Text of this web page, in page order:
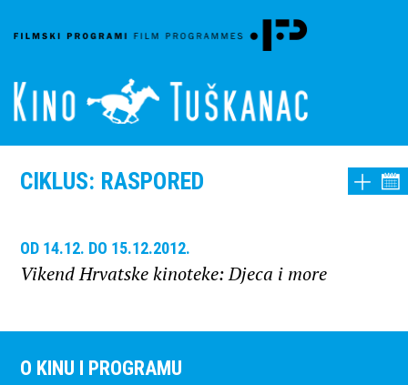
CIKLUS: RASPORED
OD 14.12. DO 15.12.2012.
Vikend Hrvatske kinoteke: Djeca i more
O KINU I PROGRAMU